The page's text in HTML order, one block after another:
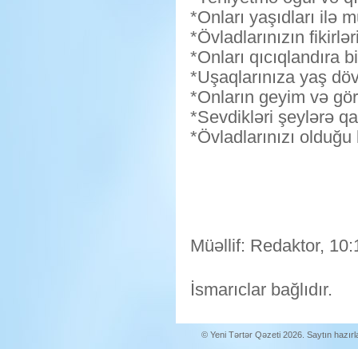
*Onları yaşıdları ilə
*Övladlarınızın
*Onları qıcıqlandıra
*Uşaqlarınıza yaş
*Onların geyim və
*Sevdikləri şeylərə
*Övladlarınızı
Müəllif: Redaktor,
İsmarıclar bağlıdır.
© Yeni Tərtər Qəzeti 2026. Saytın